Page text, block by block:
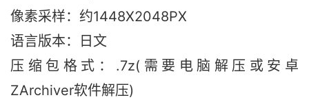
像素采样：约1448X2048PX
语言版本：日文
压缩包格式：.7z(需要电脑解压或安卓
ZArchiver软件解压)